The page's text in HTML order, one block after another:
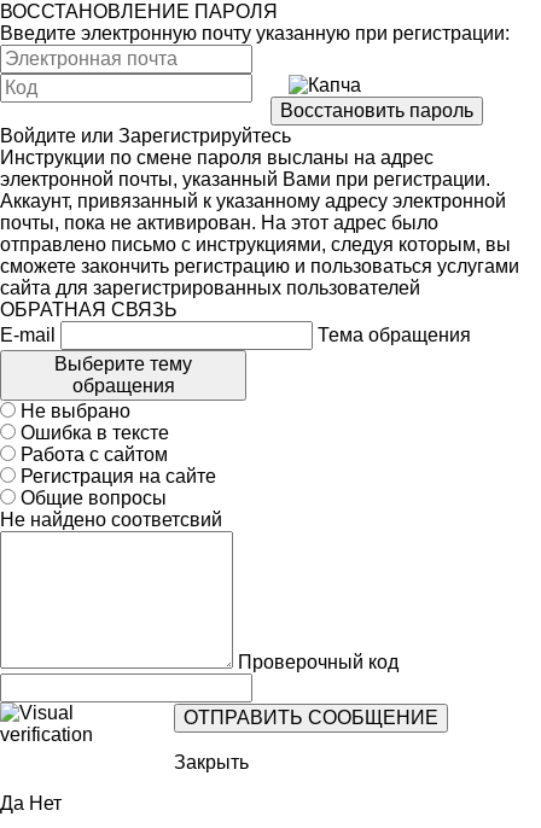
ВОССТАНОВЛЕНИЕ ПАРОЛЯ
Введите электронную почту указанную при регистрации:
Войдите или Зарегистрируйтесь
Инструкции по смене пароля высланы на адрес
электронной почты, указанный Вами при регистрации.
Аккаунт, привязанный к указанному адресу электронной
почты, пока не активирован. На этот адрес было
отправлено письмо с инструкциями, следуя которым, вы
сможете закончить регистрацию и пользоваться услугами
сайта для зарегистрированных пользователей
ОБРАТНАЯ СВЯЗЬ
E-mail
Тема обращения
Выберите тему
обращения
Не выбрано
Ошибка в тексте
Работа с сайтом
Регистрация на сайте
Общие вопросы
Не найдено соответсвий
Проверочный код
Закрыть
Да Нет